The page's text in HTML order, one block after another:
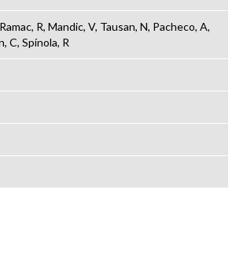
R, Mandic, V, Tausan, N, Pacheco, A,
C, Spínola, R